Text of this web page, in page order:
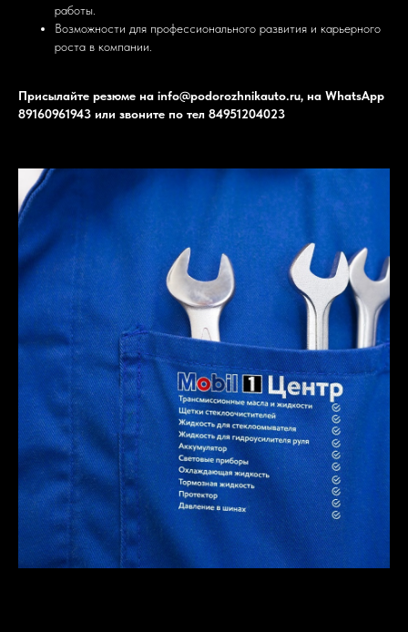
работы.
Возможности для профессионального развития и карьерного
роста в компании.
Присылайте резюме на info@podorozhnikauto.ru, на WhatsApp
89160961943 или звоните по тел 84951204023